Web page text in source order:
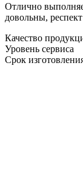
Отлично
довольны,
Качество
Уровень сервиса
Срок